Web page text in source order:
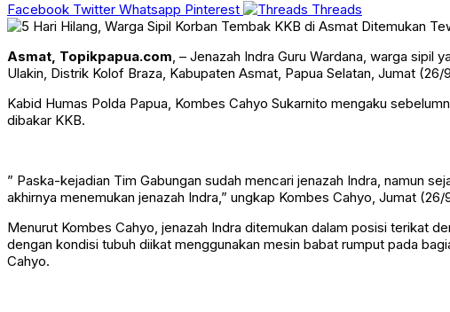
Facebook Twitter Whatsapp Pinterest Threads
Asmat, Topikpapua.com, – Jenazah Indra Guru Wardana, warga sipil
Ulakin, Distrik Kolof Braza, Kabupaten Asmat, Papua Selatan, Jumat (26/
Kabid Humas Polda Papua, Kombes Cahyo Sukarnito mengaku
dibakar KKB.
” Paska-kejadian Tim Gabungan sudah mencari jenazah Indra, namun
akhirnya menemukan jenazah Indra,” ungkap Kombes Cahyo, Jumat (26/
Menurut Kombes Cahyo, jenazah Indra ditemukan dalam posisi terikat
dengan kondisi tubuh diikat menggunakan mesin babat rumput pada
Cahyo.